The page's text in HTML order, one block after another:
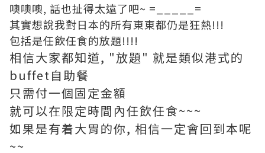
噢噢噢, 話也扯得太遠了吧~ =_____=
其實想說我對日本的所有東東都仍是狂熱!!!
包括是任飲任食的放題!!!!
相信大家都知道, "放題" 就是類似港式的
buffet自助餐
只需付一個固定金額
就可以在限定時間內任飲任食~~~
如果是有着大胃的你, 相信一定會回到本呢
~~